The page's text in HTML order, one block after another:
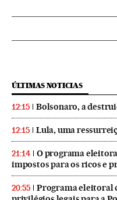
ÚLTIMAS NOTICIAS
12:15 Bolsonaro, a
12:15 Lula, uma
21:14
O programa
impostos para os ricos e
20:55
Programa eleitoral